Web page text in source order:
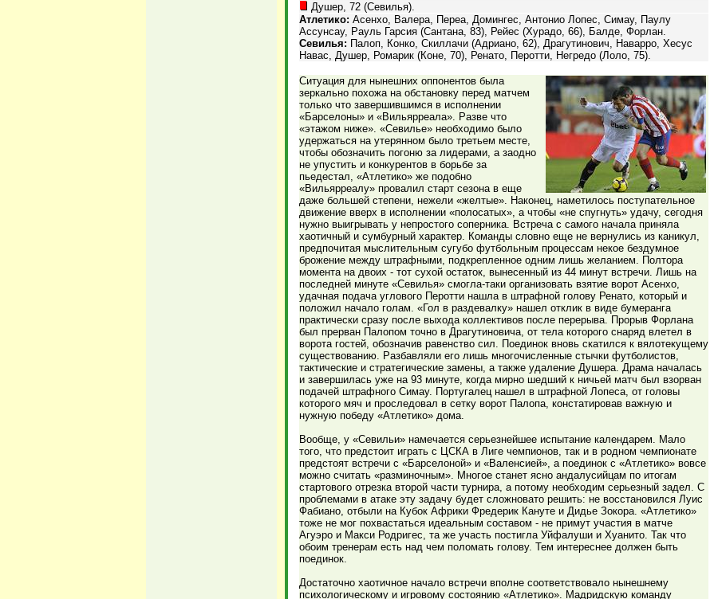
Душер, 72 (Севилья).
Атлетико: Асенхо, Валера, Переа, Домингес, Антонио Лопес, Симау, Паулу
Ассунсау, Рауль Гарсия (Сантана, 83), Рейес (Хурадо, 66), Балде, Форлан.
Севилья: Палоп, Конко, Скиллачи (Адриано, 62), Драгутинович, Наварро, Хесус
Навас, Душер, Ромарик (Коне, 70), Ренато, Перотти, Негредо (Лоло, 75).
Ситуация для нынешних оппонентов была
зеркально похожа на обстановку перед матчем
только что завершившимся в исполнении
«Барселоны» и «Вильярреала». Разве что
«этажом ниже». «Севилье» необходимо было
удержаться на утерянном было третьем месте,
чтобы обозначить погоню за лидерами, а заодно
не упустить и конкурентов в борьбе за
пьедестал, «Атлетико» же подобно
«Вильярреалу» провалил старт сезона в еще
даже большей степени, нежели «желтые». Наконец, наметилось поступательное
движение вверх в исполнении «полосатых», а чтобы «не спугнуть» удачу, сегодня
нужно выигрывать у непростого соперника. Встреча с самого начала приняла
хаотичный и сумбурный характер. Команды словно еще не вернулись из каникул,
предпочитая мыслительным сугубо футбольным процессам некое бездумное
брожение между штрафными, подкрепленное одним лишь желанием. Полтора
момента на двоих - тот сухой остаток, вынесенный из 44 минут встречи. Лишь на
последней минуте «Севилья» смогла-таки организовать взятие ворот Асенхо,
удачная подача углового Перотти нашла в штрафной голову Ренато, который и
положил начало голам. «Гол в раздевалку» нашел отклик в виде бумеранга
практически сразу после выхода коллективов после перерыва. Прорыв Форлана
был прерван Палопом точно в Драгутиновича, от тела которого снаряд влетел в
ворота гостей, обозначив равенство сил. Поединок вновь скатился к вялотекущему
существованию. Разбавляли его лишь многочисленные стычки футболистов,
тактические и стратегические замены, а также удаление Душера. Драма началась
и завершилась уже на 93 минуте, когда мирно шедший к ничьей матч был взорван
подачей штрафного Симау. Португалец нашел в штрафной Лопеса, от головы
которого мяч и проследовал в сетку ворот Палопа, констатировав важную и
нужную победу «Атлетико» дома.
Вообще, у «Севильи» намечается серьезнейшее испытание календарем. Мало
того, что предстоит играть с ЦСКА в Лиге чемпионов, так и в родном чемпионате
предстоят встречи с «Барселоной» и «Валенсией», а поединок с «Атлетико» вовсе
можно считать «разминочным». Многое станет ясно андалусийцам по итогам
стартового отрезка второй части турнира, а потому необходим серьезный задел. С
проблемами в атаке эту задачу будет сложновато решить: не восстановился Луис
Фабиано, отбыли на Кубок Африки Фредерик Кануте и Дидье Зокора. «Атлетико»
тоже не мог похвастаться идеальным составом - не примут участия в матче
Агуэро и Макси Родригес, та же участь постигла Уйфалуши и Хуанито. Так что
обоим тренерам есть над чем поломать голову. Тем интереснее должен быть
поединок.
Достаточно хаотичное начало встречи вполне соответствовало нынешнему
психологическому и игровому состоянию «Атлетико». Мадридскую команду